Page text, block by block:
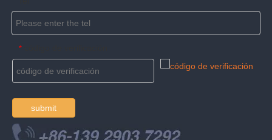
*
submit